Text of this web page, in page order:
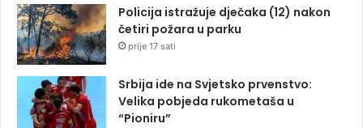
Policija istražuje dječaka (12) nakon
četiri požara u parku
prije 17 sati
Srbija ide na Svjetsko prvenstvo:
Velika pobjeda rukometaša u
“Pioniru”